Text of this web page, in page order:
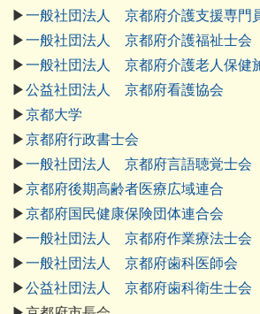
▶一般社団法人 京都府介護支援専門
▶一般社団法人 京都府介護福祉士会
▶一般社団法人 京都府介護老人保健
▶公益社団法人 京都府看護協会
▶京都大学
▶京都府行政書士会
▶一般社団法人 京都府言語聴覚士会
▶京都府後期高齢者医療広域連合
▶京都府国民健康保険団体連合会
▶一般社団法人 京都府作業療法士会
▶一般社団法人 京都府歯科医師会
▶公益社団法人 京都府歯科衛生士会